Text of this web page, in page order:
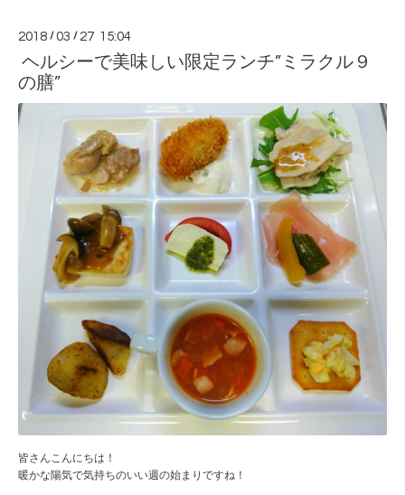
2018 /03 / 27 15:04
ヘルシーで美味しい限定ランチ”ミラクル９
の膳”
皆さんこんにちは！
暖かな陽気で気持ちのいい週の始まりですね！